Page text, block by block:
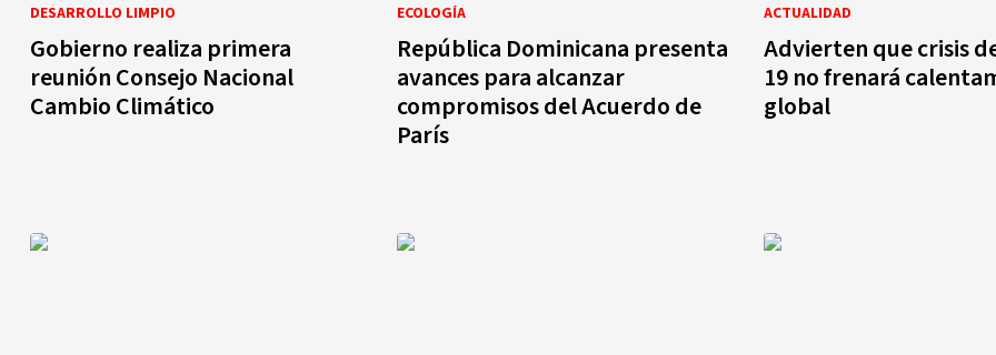
DESARROLLO LIMPIO
Gobierno realiza primera
reunión Consejo Nacional
Cambio Climático
ECOLOGÍA
República Dominicana presenta
avances para alcanzar
compromisos del Acuerdo de
París
ACTUALIDAD
Advierten que crisis
19 no frenará
global